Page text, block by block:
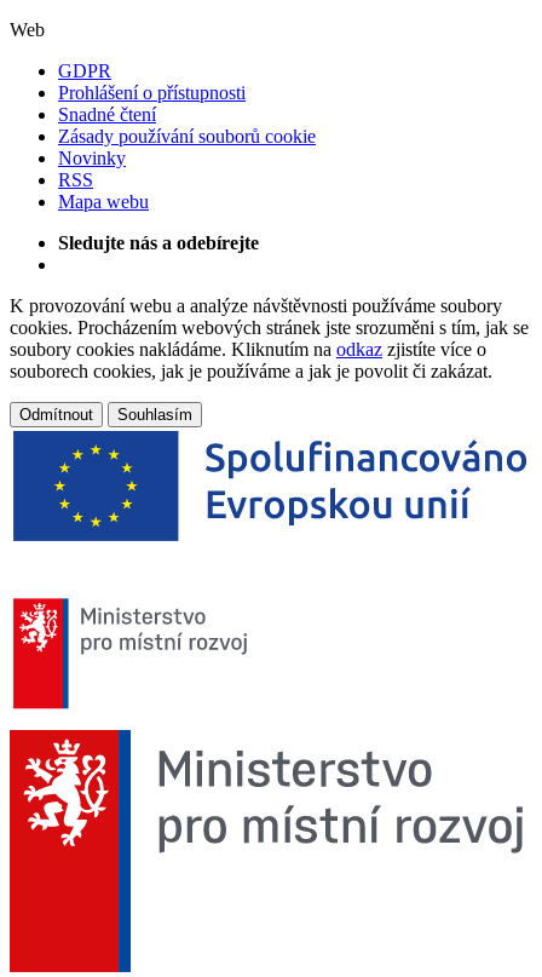
Web
GDPR
Prohlášení o přístupnosti
Snadné čtení
Zásady používání souborů cookie
Novinky
RSS
Mapa webu
Sledujte nás a odebírejte
K provozování webu a analýze návštěvnosti používáme soubory
cookies. Procházením webových stránek jste srozuměni s tím, jak se
soubory cookies nakládáme. Kliknutím na odkaz zjistíte více o
souborech cookies, jak je používáme a jak je povolit či zakázat.
Odmítnout Souhlasím